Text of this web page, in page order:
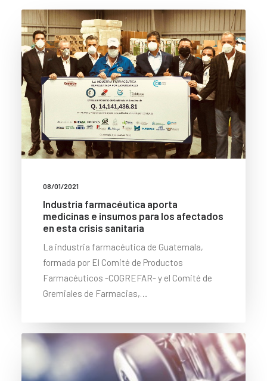
08/01/2021
Industria farmacéutica aporta
medicinas e insumos para los afectados
en esta crisis sanitaria
La industria farmacéutica de Guatemala,
formada por El Comité de Productos
Farmacéuticos -COGREFAR- y el Comité de
Gremiales de Farmacias,…